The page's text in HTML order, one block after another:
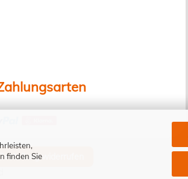
finden Siewiderrufen